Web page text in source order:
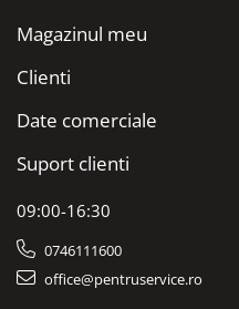
Accesorii
Chei dinamometrice
lampi
Scule Electrice
Produse igiena
Magazinul meu
Clienti
Date comerciale
Suport clienti
09:00-16:30
0746111600
office@pentruservice.ro